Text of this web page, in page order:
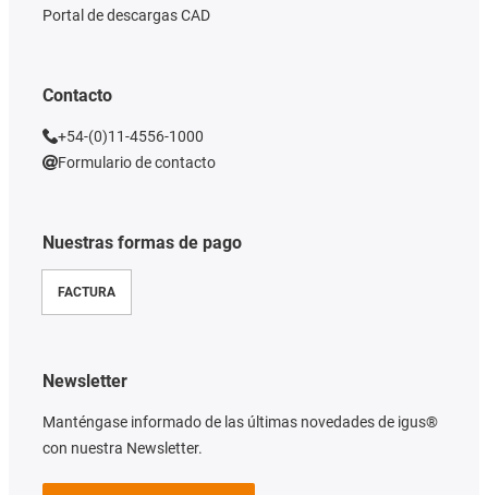
Nuestras formas de pago
FACTURA
Portal de descargas CAD
Contacto
+54-(0)11-4556-1000
Formulario de contacto
Newsletter
Manténgase informado de las últimas novedades de igus®
con nuestra Newsletter.